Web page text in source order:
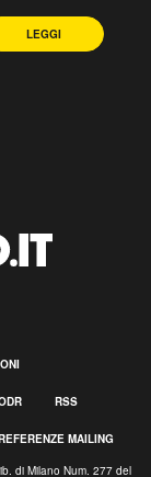
LEGGI
RSS
MAILING
di Milano Num. 277 del